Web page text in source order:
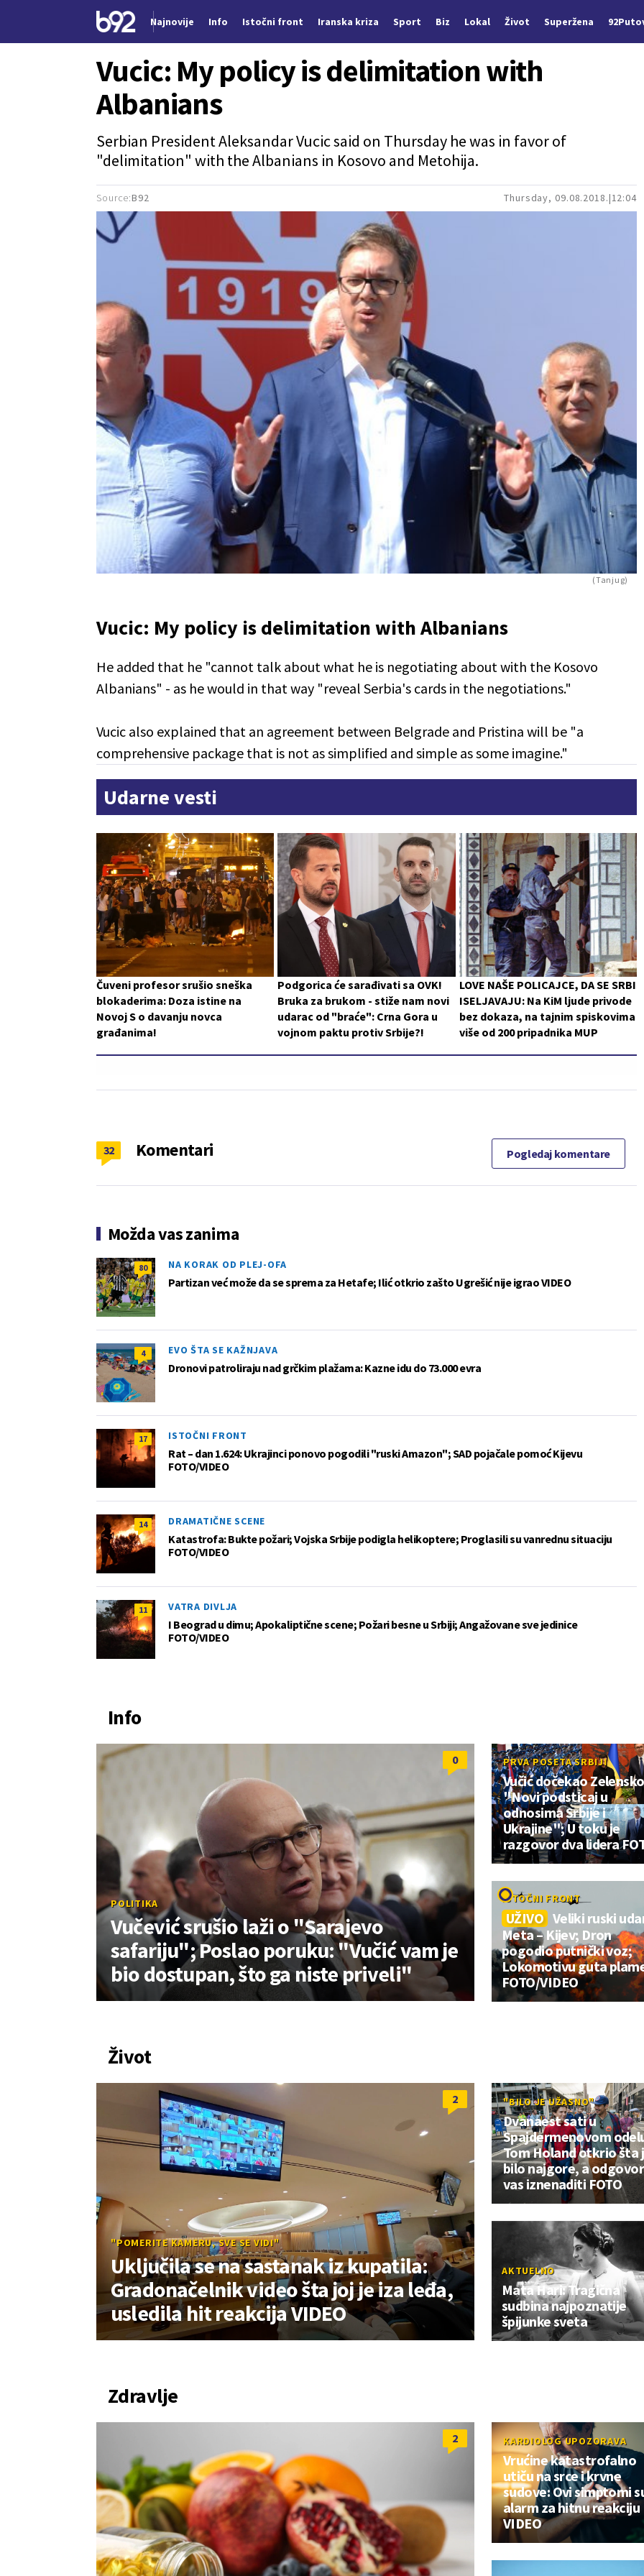
Najnovije Info Istočni front Iranska kriza Sport Biz Lokal Život Superžena
Vucic: My policy is delimitation with
Albanians
Serbian President Aleksandar Vucic said on Thursday he was in favor of
"delimitation" with the Albanians in Kosovo and Metohija.
Source:B92 Thursday, 09.08.2018. 12:04
(Tanjug)
Vucic: My policy is delimitation with Albanians
He added that he "cannot talk about what he is negotiating about with the Kosovo
Albanians" - as he would in that way "reveal Serbia's cards in the negotiations."
Vucic also explained that an agreement between Belgrade and Pristina will be "a
comprehensive package that is not as simplified and simple as some imagine."
Udarne vesti
Čuveni profesor srušio sneška
blokaderima: Doza istine na
Novoj S o davanju novca
građanima!
Podgorica će sarađivati sa OVK!
Bruka za brukom - stiže nam novi
udarac od "braće": Crna Gora u
vojnom paktu protiv Srbije?!
LOVE NAŠE POLICAJCE, DA SE SRBI
ISELJAVAJU: Na KiM ljude privode
bez dokaza, na tajnim spiskovima
više od 200 pripadnika MUP
Komentari
32 Pogledaj komentare
Možda vas zanima
80 NA KORAK OD PLEJ-OFA
Partizan već može da se sprema za Hetafe; Ilić otkrio zašto Ugrešić nije igrao VIDEO
4 EVO ŠTA SE KAŽNJAVA
Dronovi patroliraju nad grčkim plažama: Kazne idu do 73.000 evra
17 ISTOČNI FRONT
Rat – dan 1.624: Ukrajinci ponovo pogodili "ruski Amazon"; SAD pojačale pomoć Kijevu
FOTO/VIDEO
14 DRAMATIČNE SCENE
Katastrofa: Bukte požari; Vojska Srbije podigla helikoptere; Proglasili su vanrednu situaciju
FOTO/VIDEO
11 VATRA DIVLJA
I Beograd u dimu; Apokaliptične scene; Požari besne u Srbiji; Angažovane sve jedinice
FOTO/VIDEO
Info
0
POLITIKA
Vučević srušio laži o "Sarajevo
safariju"; Poslao poruku: "Vučić vam je
bio dostupan, što ga niste priveli"
PRVA POSETA SRBIJI
Vučić dočekao
"Novi podsticaj u
odnosima Srbije i
Ukrajine"; U toku je
razgovor dva lidera
ISTOČNI FRONT
UŽIVO Veliki ruski
Meta – Kijev; Dron
pogodio putnički voz;
Lokomotivu guta
FOTO/VIDEO
Život
2
"POMERITE KAMERU, SVE SE VIDI"
Uključila se na sastanak iz kupatila:
Gradonačelnik video šta joj je iza leđa,
usledila hit reakcija VIDEO
"BILO JE UŽASNO"
Dvanaest sati u
Spajdermenovom
Tom Holand otkrio šta
bilo najgore, a
vas iznenaditi FOTO
AKTUELNO
Mata Hari: Tragična
sudbina najpoznatije
špijunke sveta
Zdravlje
2 KARDIOLOG UPOZORAVA
Vrućine katastrofalno
utiču na srce i krvne
sudove: Ovi simptomi
alarm za hitnu reakciju
VIDEO